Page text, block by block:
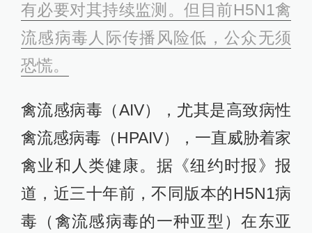
有必要对其持续监测。但目前H5N1禽
流感病毒人际传播风险低，公众无须
恐慌。
禽流感病毒（AIV），尤其是高致病性
禽流感病毒（HPAIV），一直威胁着家
禽业和人类健康。据《纽约时报》报
道，近三十年前，不同版本的H5N1病
毒（禽流感病毒的一种亚型）在东亚